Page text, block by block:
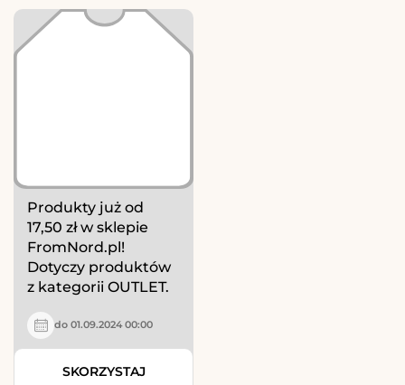
Produkty już od
17,50 zł w sklepie
FromNord.pl!
Dotyczy produktów
z kategorii OUTLET.
do 01.09.2024 00:00
SKORZYSTAJ